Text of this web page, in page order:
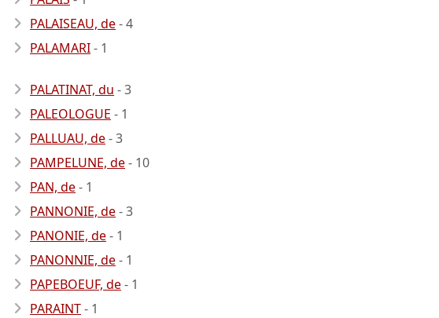
PALAISEAU, de- 4
PALAMARI- 1
PALATINAT, du - 3
PALEOLOGUE - 1
PALLUAU, de- 3
PAMPELUNE, de- 10
PAN, de- 1
PANNONIE, de- 3
PANONIE, de- 1
PANONNIE, de- 1
PAPEBOEUF, de- 1
PARAINT- 1